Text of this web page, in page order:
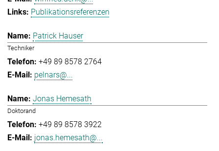
Publikationsreferenzen
Patrick Hauser
Techniker
+49 89 8578 2764
pelnars@...
Jonas Hemesath
Doktorand
+49 89 8578 3922
jonas.hemesath@...